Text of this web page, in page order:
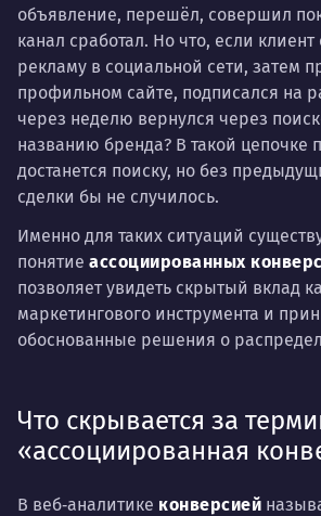
объявление, перешёл, совершил
канал сработал. Но что, если
рекламу в социальной сети, затем
профильном сайте, подписался на
через неделю вернулся через
названию бренда? В такой цепочке
достанется поиску, но без
сделки бы не случилось.
Именно для таких ситуаций
понятие ассоциированных
позволяет увидеть скрытый вклад
маркетингового инструмента и
обоснованные решения о
Что скрывается за
«ассоциированная
В веб‑аналитике конверсией